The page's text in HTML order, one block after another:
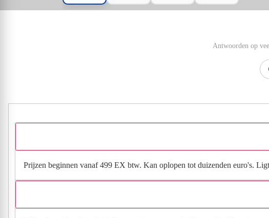
Antwoorden op
Prijzen beginnen vanaf 499 EX btw. Kan oplopen tot duizenden euro's.